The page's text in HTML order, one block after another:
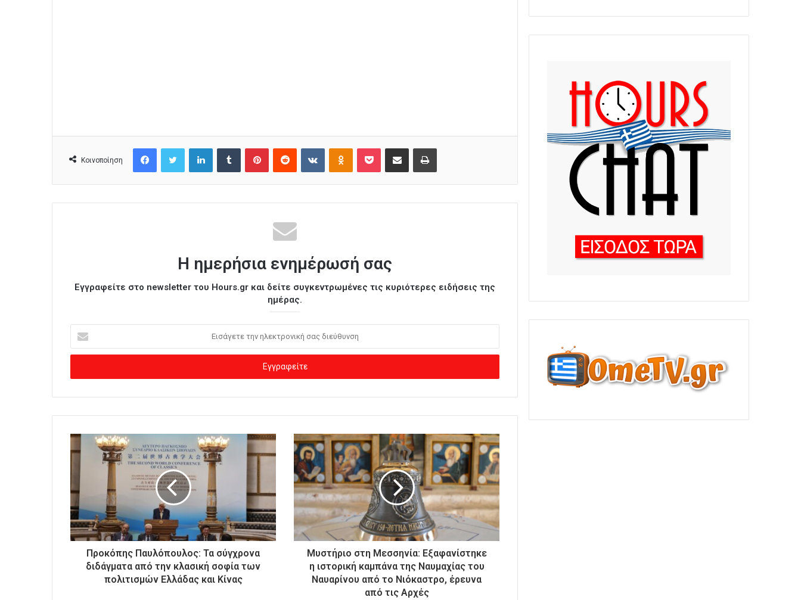
Κοινοποίηση
Η ημερήσια ενημέρωσή σας
Εγγραφείτε στο newsletter του Hours.gr και δείτε συγκεντρωμένες τις κυριότερες ειδήσεις της
ημέρας.
σ
γ
ε
ν
ε
κ
τ
ρ
ο
Προκόπης Παυλόπουλος: Τα σύγχρονα
διδάγματα από την κλασική σοφία των
πολιτισμών Ελλάδας και Κίνας
Μυστήριο στη Μεσσηνία: Εξαφανίστηκε
η ιστορική καμπάνα της Ναυμαχίας του
Ναυαρίνου από το Νιόκαστρο, έρευνα
από τις Αρχές